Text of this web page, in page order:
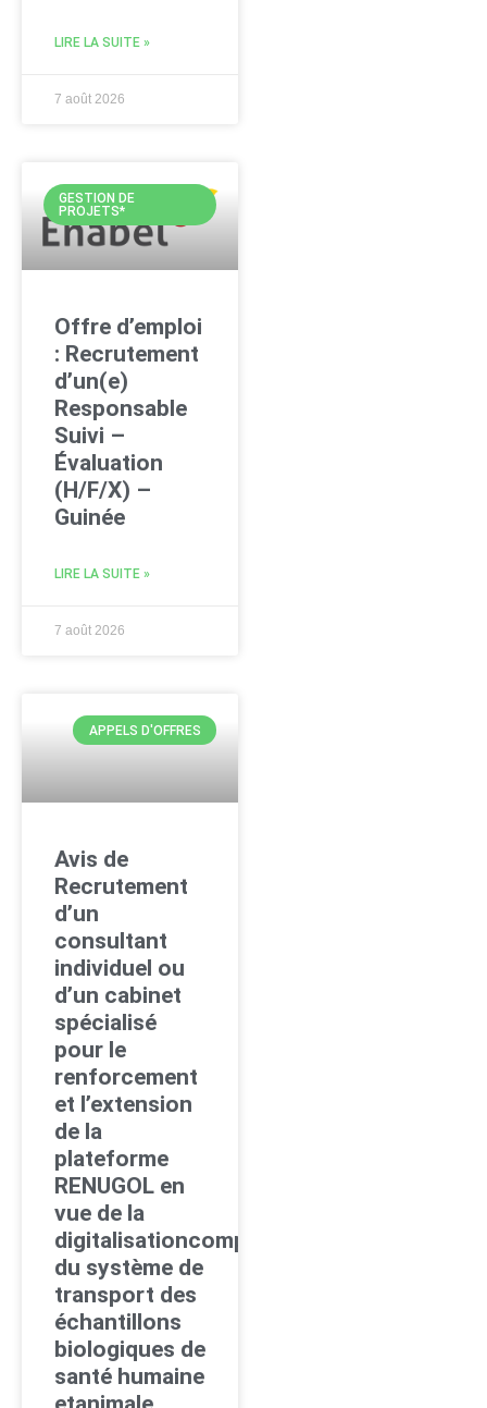
LIRE LA SUITE »
7 août 2026
GESTION DE
PROJETS*
Offre d’emploi
: Recrutement
d’un(e)
Responsable
Suivi –
Évaluation
(H/F/X) –
Guinée
LIRE LA SUITE »
7 août 2026
APPELS D'OFFRES
Avis de
Recrutement
d’un
consultant
individuel ou
d’un cabinet
spécialisé
pour le
renforcement
et l’extension
de la
plateforme
RENUGOL en
vue de la
digitalisationcomplète
du système de
transport des
échantillons
biologiques de
santé humaine